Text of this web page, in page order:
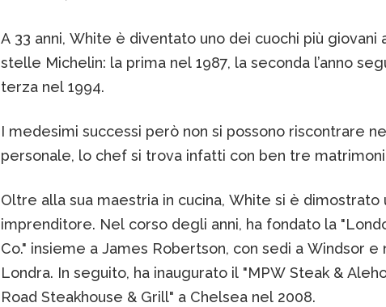
A 33 anni, White è diventato uno dei cuochi più
stelle Michelin: la prima nel 1987, la seconda l’anno
terza nel 1994.
I medesimi successi però non si possono riscontrare
personale, lo chef si trova infatti con ben tre
Oltre alla sua maestria in cucina, White si è dimostrato
imprenditore. Nel corso degli anni, ha fondato la
Co." insieme a James Robertson, con sedi a Windsor e
Londra. In seguito, ha inaugurato il "MPW Steak &
Road Steakhouse & Grill" a Chelsea nel 2008.